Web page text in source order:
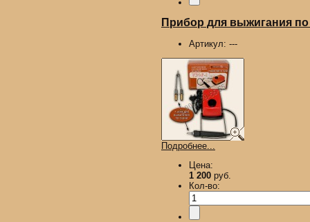
Прибор для выжигания
Артикул: ---
Подробнее...
Цена:
1 200 руб.
Кол-во: